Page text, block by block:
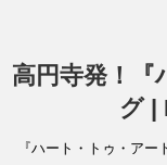
高円寺発！『
グ |
『ハート・トゥ・ア